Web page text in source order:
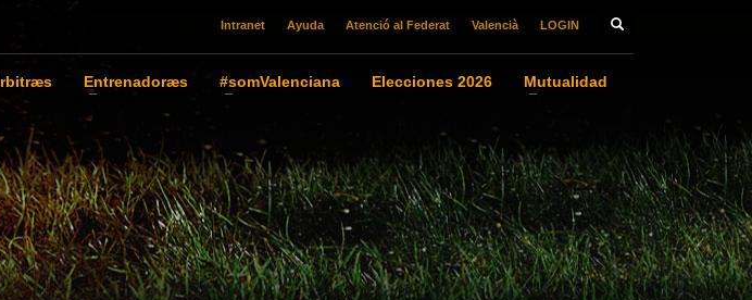
Intranet Ayuda Atenció al Federat Valencià LOGIN
Entrenadoræs #somValenciana Elecciones 2026
Mutualidad